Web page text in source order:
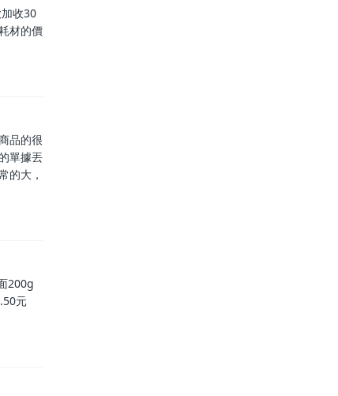
收30
材的價
品的很
單據丟
的大，
200g
元